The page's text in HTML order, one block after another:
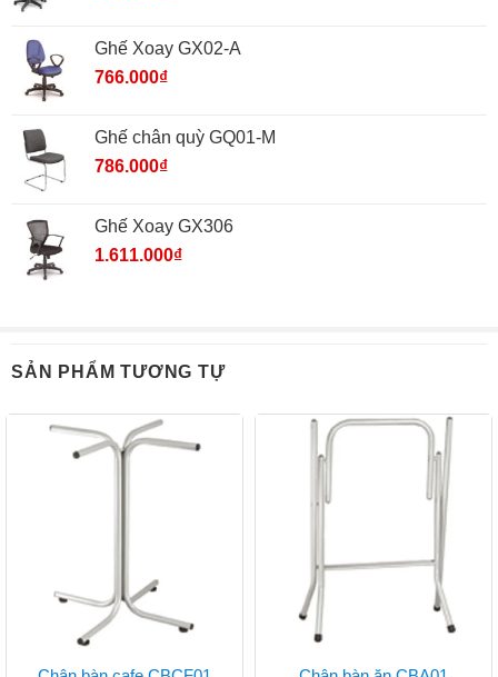
Ghế Xoay GX02-A
766.000₫
Ghế chân quỳ GQ01-M
786.000₫
Ghế Xoay GX306
1.611.000₫
SẢN PHẨM TƯƠNG TỰ